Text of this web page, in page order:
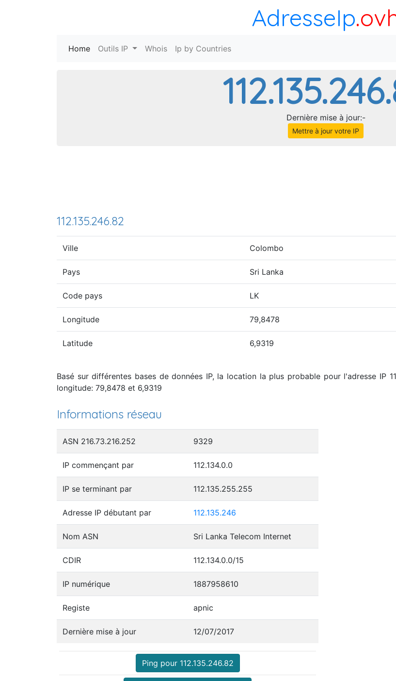
AdresseIp
Home (current)
Outils IP Whois Ip by Countries
Dernière mise à jour:-
Mettre à jour votre IP
112.135.246.82
Ville Colombo
Pays Sri Lanka
Code pays LK
Longitude 79,8478
Latitude 6,9319
Basé sur différentes bases de données IP, la location la plus probable pour l'adresse IP
longitude: 79,8478 et 6,9319
Informations réseau
ASN 216.73.216.252 9329
IP commençant par 112.134.0.0
IP se terminant par 112.135.255.255
Adresse IP débutant par 112.135.246
Nom ASN Sri Lanka Telecom Internet
CDIR 112.134.0.0/15
IP numérique 1887958610
Registe apnic
Dernière mise à jour 12/07/2017
Ping pour 112.135.246.82